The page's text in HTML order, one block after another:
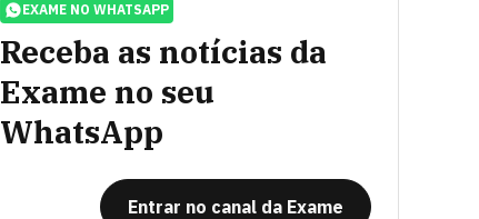
EXAME NO WHATSAPP
Receba as notícias da
Exame no seu
WhatsApp
Entrar no canal da Exame